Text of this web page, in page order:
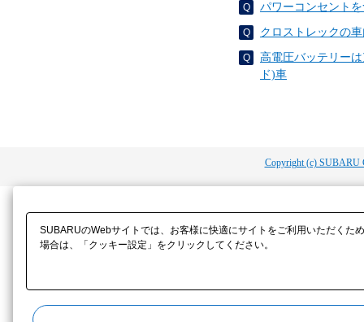
パワーコンセント
クロストレックの
高電圧バッテリー
ド)車
Copyright (c) SUBARU
SUBARUのWebサイトでは、お客様に快適にサイトをご利用いただく
場合は、「クッキー設定」をクリックしてください。​